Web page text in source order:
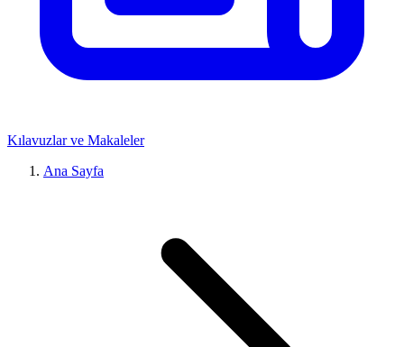
Kılavuzlar ve Makaleler
Ana Sayfa